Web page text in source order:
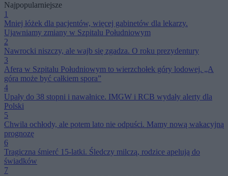
Najpopularniejsze
1
Mniej łóżek dla pacjentów, więcej gabinetów dla lekarzy.
Ujawniamy zmiany w Szpitalu Południowym
2
Nawrocki niszczy, ale wajb się zgadza. O roku prezydentury
3
Afera w Szpitalu Południowym to wierzchołek góry lodowej. „A
góra może być całkiem spora”
4
Upały do 38 stopni i nawałnice. IMGW i RCB wydały alerty dla
Polski
5
Chwila ochłody, ale potem lato nie odpuści. Mamy nową wakacyjną
prognozę
6
Tragiczna śmierć 15-latki. Śledczy milczą, rodzice apelują do
świadków
7